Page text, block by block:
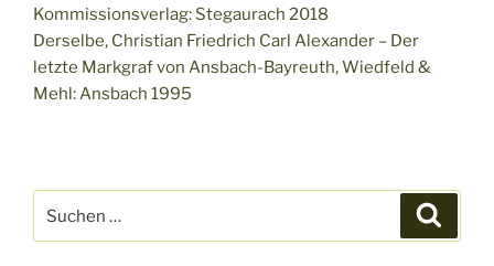
Kommissionsverlag: Stegaurach 2018
Derselbe, Christian Friedrich Carl Alexander – Der
letzte Markgraf von Ansbach-Bayreuth, Wiedfeld &
Mehl: Ansbach 1995
nach: